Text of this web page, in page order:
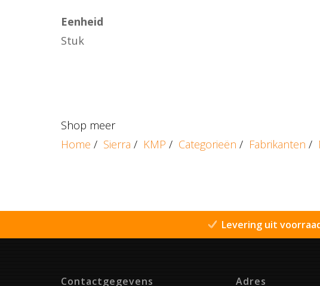
Eenheid
Stuk
Shop meer
Home / Sierra / KMP / Categorieën / Fabrikanten /
Levering uit
Contactgegevens Adres